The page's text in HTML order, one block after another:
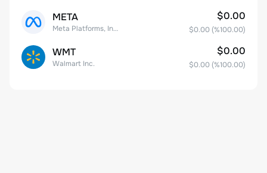
META
Meta Platforms, Inc. Class A Common Stock
$0.00
$0.00 (%100.00)
WMT
Walmart Inc.
$0.00
$0.00 (%100.00)